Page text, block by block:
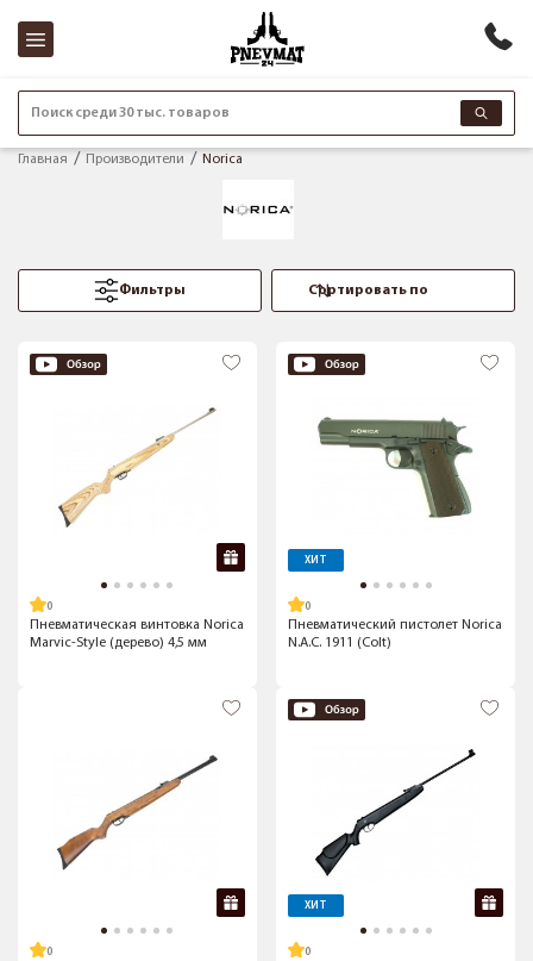
Поиск среди 30 тыс. товаров
Главная Производители Norica
Фильтры
Пневматическая винтовка Norica
Marvic-Style (дерево) 4,5 мм
ХИТ
Пневматический пистолет Norica
N.A.C. 1911 (Colt)
ХИТ